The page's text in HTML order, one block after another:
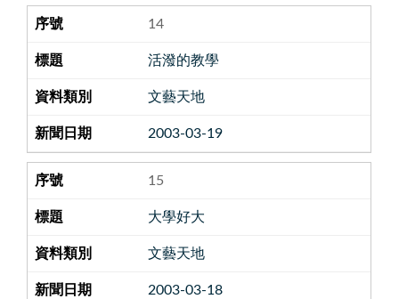
14
活潑的教學
文藝天地
2003-03-19
15
大學好大
文藝天地
2003-03-18